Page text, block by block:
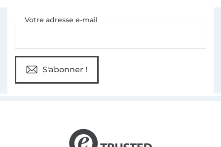
Votre adresse e-mail
S'abonner !